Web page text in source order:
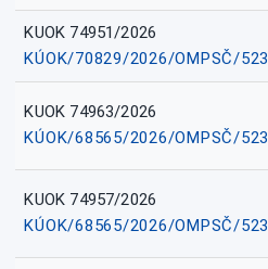
KUOK 74951/2026
KÚOK/70829/2026/OMPSČ/523
KUOK 74963/2026
KÚOK/68565/2026/OMPSČ/523
KUOK 74957/2026
KÚOK/68565/2026/OMPSČ/523